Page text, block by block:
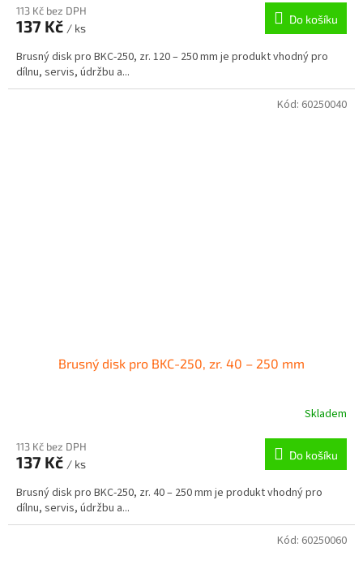
113 Kč bez DPH
137 Kč / ks
Do košíku
Brusný disk pro BKC-250, zr. 120 – 250 mm je produkt vhodný pro
dílnu, servis, údržbu a...
Brusný disk pro BKC-250, zr. 40 – 250 mm
Skladem
113 Kč bez DPH
137 Kč / ks
Do košíku
Brusný disk pro BKC-250, zr. 40 – 250 mm je produkt vhodný pro
dílnu, servis, údržbu a...
Kód: 60250040
Kód: 60250060